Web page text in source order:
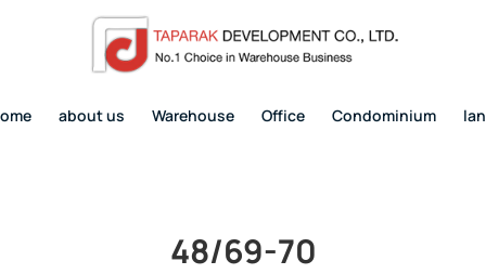
about us Warehouse Office Condominium
48/69-70